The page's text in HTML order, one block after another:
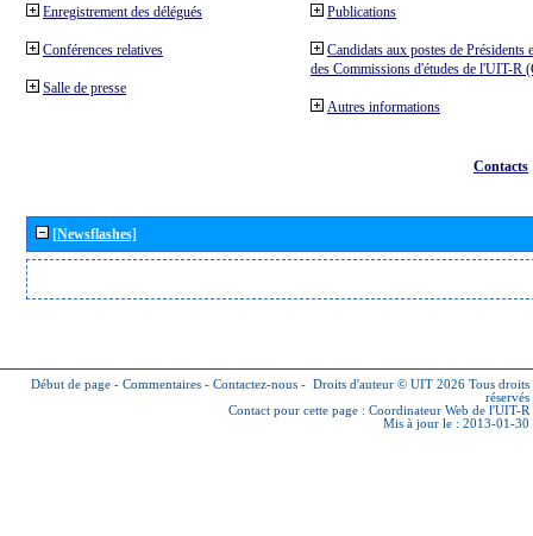
Enregistrement des délégués
Conférences relatives
Salle de presse
Publications
Candidats aux postes de Présidents
des Commissions d'études de l'UIT-R
Autres informations
Contacts
[Newsflashes]
Début de page - Commentaires - Contactez-nous - Droits d'auteur © UIT 2026 Tous droits
réservés
Contact pour cette page : Coordinateur Web de l'UIT-R
Mis à jour le : 2013-01-30